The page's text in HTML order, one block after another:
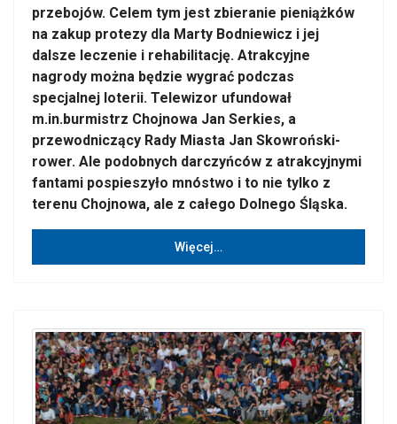
przebojów. Celem tym jest zbieranie pieniążków
na zakup protezy dla Marty Bodniewicz i jej
dalsze leczenie i rehabilitację. Atrakcyjne
nagrody można będzie wygrać podczas
specjalnej loterii. Telewizor ufundował
m.in.burmistrz Chojnowa Jan Serkies, a
przewodniczący Rady Miasta Jan Skowroński-
rower. Ale podobnych darczyńców z atrakcyjnymi
fantami pospieszyło mnóstwo i to nie tylko z
terenu Chojnowa, ale z całego Dolnego Śląska.
Więcej…